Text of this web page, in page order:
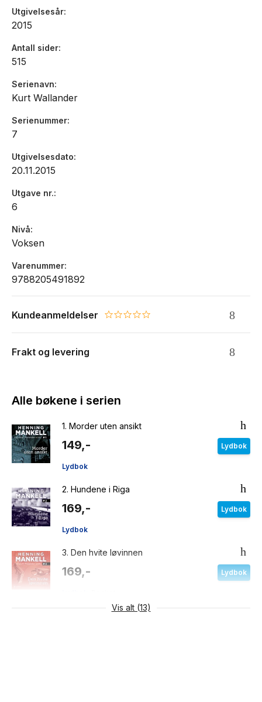
Utgivelsesår
2015
Antall sider
515
Serienavn
Kurt Wallander
Serienummer
7
Utgivelsesdato
20.11.2015
Utgave nr.
6
Nivå
Voksen
Varenummer
9788205491892
Kundeanmeldelser 0.0 star rating
Frakt og levering
Alle bøkene i serien
1. Morder uten ansikt
149,- Lydbok
Lydbok
2. Hundene i Riga
169,- Lydbok
Lydbok
3. Den hvite løvinnen
169,- Lydbok
Vis alt (13)